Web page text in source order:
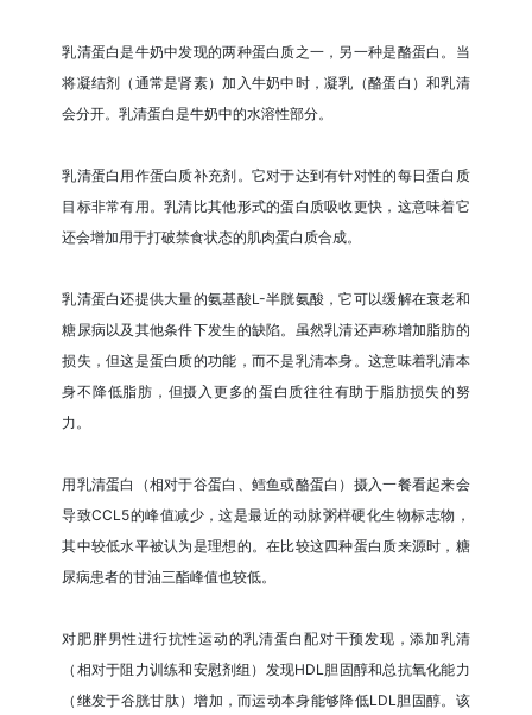
乳清蛋白是牛奶中发现的两种蛋白质之一，另一种是酪蛋白。当
将凝结剂（通常是肾素）加入牛奶中时，凝乳（酪蛋白）和乳清
会分开。乳清蛋白是牛奶中的水溶性部分。
乳清蛋白用作蛋白质补充剂。它对于达到有针对性的每日蛋白质
目标非常有用。乳清比其他形式的蛋白质吸收更快，这意味着它
还会增加用于打破禁食状态的肌肉蛋白质合成。
乳清蛋白还提供大量的氨基酸L-半胱氨酸，它可以缓解在衰老和
糖尿病以及其他条件下发生的缺陷。虽然乳清还声称增加脂肪的
损失，但这是蛋白质的功能，而不是乳清本身。这意味着乳清本
身不降低脂肪，但摄入更多的蛋白质往往有助于脂肪损失的努
力。
用乳清蛋白（相对于谷蛋白、鳕鱼或酪蛋白）摄入一餐看起来会
导致CCL5的峰值减少，这是最近的动脉粥样硬化生物标志物，
其中较低水平被认为是理想的。在比较这四种蛋白质来源时，糖
尿病患者的甘油三酯峰值也较低。
对肥胖男性进行抗性运动的乳清蛋白配对干预发现，添加乳清
（相对于阻力训练和安慰剂组）发现HDL胆固醇和总抗氧化能力
（继发于谷胱甘肽）增加，而运动本身能够降低LDL胆固醇。该